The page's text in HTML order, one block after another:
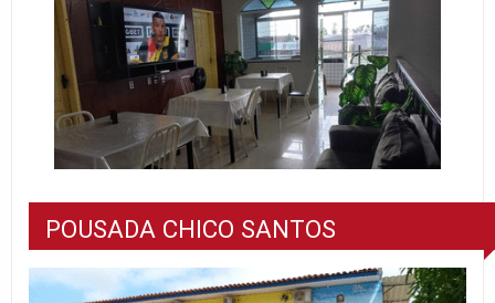
POUSADA CHICO SANTOS